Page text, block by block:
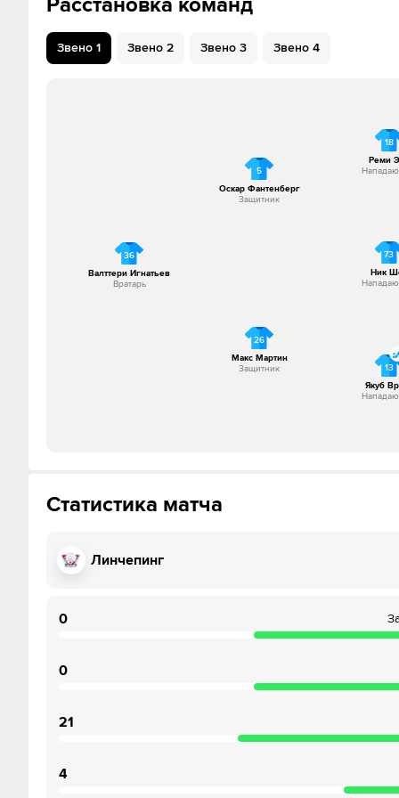
Звено 1 Звено 2 Звено 3 Звено 4
36
Валттери Игнатьев
Вратарь
5
Оскар Фантенберг
Защитник
26
Макс Мартин
Защитник
18
Реми
73
Ник
13
Якуб
Статистика матча
Линчепинг
0
0
21
4